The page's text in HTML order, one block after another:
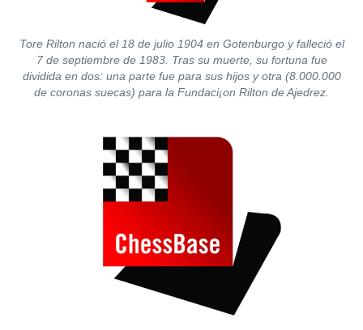
Tore Rilton nació el 18 de julio 1904 en Gotenburgo y falleció el
7 de septiembre de 1983. Tras su muerte, su fortuna fue
dividida en dos: una parte fue para sus hijos y otra (8.000.000
de coronas suecas) para la Fundaci¡on Rilton de Ajedrez.